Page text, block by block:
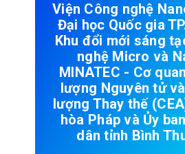
Viện Công nghệ
Đại học Quốc gia
Khu đổi mới sáng
nghệ Micro và
MINATEC - Cơ
lượng Nguyên tử
lượng Thay thế
hòa Pháp và Ủy
dân tỉnh Bình